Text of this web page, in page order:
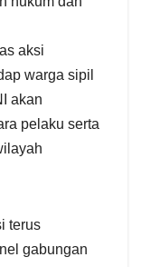
aksi
warga sipil
akan
pelaku serta
terus
gabungan